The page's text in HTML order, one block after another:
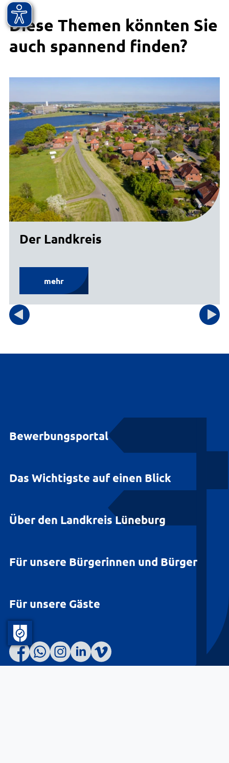
Diese Themen könnten Sie
auch spannend finden?
Der Landkreis
mehr
Bewerbungsportal
Das Wichtigste auf einen Blick
Über den Landkreis Lüneburg
Für unsere Bürgerinnen und Bürger
Für unsere Gäste